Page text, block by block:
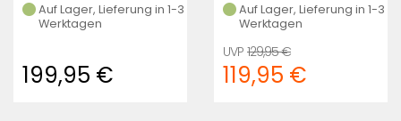
Auf Lager, Lieferung in 1-3
Werktagen
199,95 €
Auf Lager, Lieferung in 1-3
Werktagen
129,95 €
119,95 €